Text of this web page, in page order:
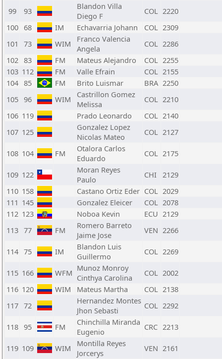
99 93
Blandon Villa
Diego F
COL 2220
100 68 IM Echavarria Johann COL 2309
101
73 WIM
Franco Valencia
Angela
COL 2286
102 83 FM Mateus Alejandro COL 2255
103 112 FM Valle Efrain COL 2155
104 85 FM Brito Luismar BRA 2250
105 96 WIM
Castrillon Gomez
Melissa
COL 2210
106 119 Prado Leonardo COL 2140
107 125
Gonzalez Lopez
Nicolas Mateo
COL 2127
108 104 FM
Otalora Carlos
Eduardo
COL 2175
109 122
Moran Reyes
Paulo
CHI 2129
110 158 Castano Ortiz Eder COL 2029
111 145 Gonzalez Eleicer COL 2078
112 123 Noboa Kevin ECU 2129
113 77 FM
Romero Barreto
Jaime Jose
VEN 2266
114 75 IM
Blandon Luis
Guillermo
COL 2269
115 166 WFM Munoz Monroy
Cinthya Carolina
COL 2002
116 120 WIM Mateus Martha COL 2138
117 72
Hernandez Montes
Jhon Sebasti
COL 2292
118 95 FM
Chinchilla Miranda
Eugenio
CRC 2213
119 109 WIM
Montilla Reyes
Jorcerys
VEN 2161